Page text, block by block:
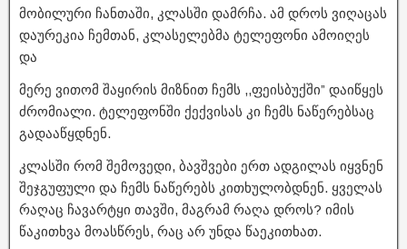
მობილური ჩანთაში, კლასში დამრჩა. ამ დროს ვიღაცას
დაურეკია ჩემთან, კლასელებმა ტელეფონი ამოიღეს
და
მერე ვითომ შაყირის მიზნით ჩემს ,,ფეისბუქში” დაიწყეს
ძრომიალი. ტელეფონში ქექვისას კი ჩემს ნაწერებსაც
გადააწყდნენ.
კლასში რომ შემოვედი, ბავშვები ერთ ადგილას იყვნენ
შეჯგუფული და ჩემს ნაწერებს კითხულობდნენ. ყველას
რაღაც ჩავარტყი თავში, მაგრამ რაღა დროს? იმის
წაკითხვა მოასწრეს, რაც არ უნდა წაეკითხათ.